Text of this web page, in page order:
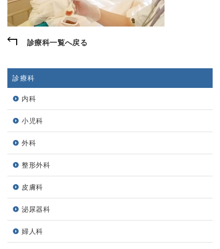
診療科一覧へ戻る
診療科
内科
小児科
外科
整形外科
皮膚科
泌尿器科
婦人科